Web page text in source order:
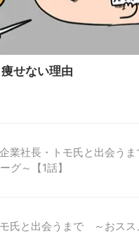
せない理由
業社長・トモ氏と出会う
グ～【1話】
氏と出会うまで ～おスス